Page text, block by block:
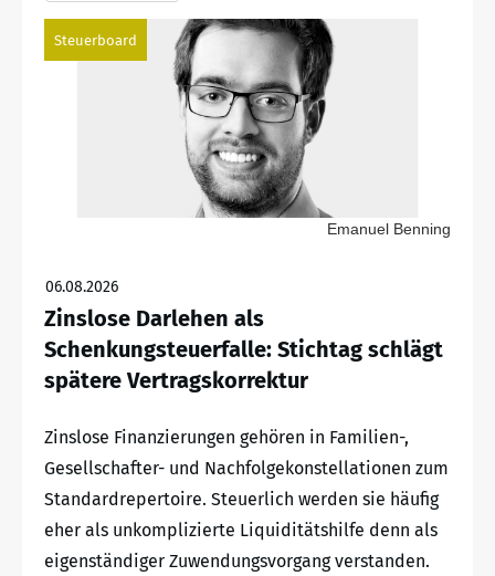
Steuerboard
Emanuel Benning
06.08.2026
Zinslose Darlehen als
Schenkungsteuerfalle: Stichtag schlägt
spätere Vertragskorrektur
Zinslose Finanzierungen gehören in Familien-,
Gesellschafter- und Nachfolgekonstellationen zum
Standardrepertoire. Steuerlich werden sie häufig
eher als unkomplizierte Liquiditätshilfe denn als
eigenständiger Zuwendungsvorgang verstanden.